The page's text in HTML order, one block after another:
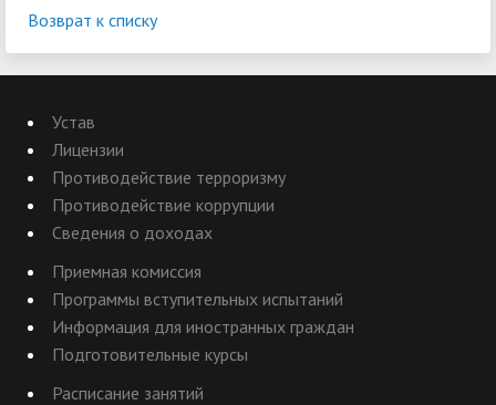
Возврат к списку
Устав
Лицензии
Противодействие терроризму
Противодействие коррупции
Сведения о доходах
Приемная комиссия
Программы вступительных испытаний
Информация для иностранных граждан
Подготовительные курсы
Расписание занятий